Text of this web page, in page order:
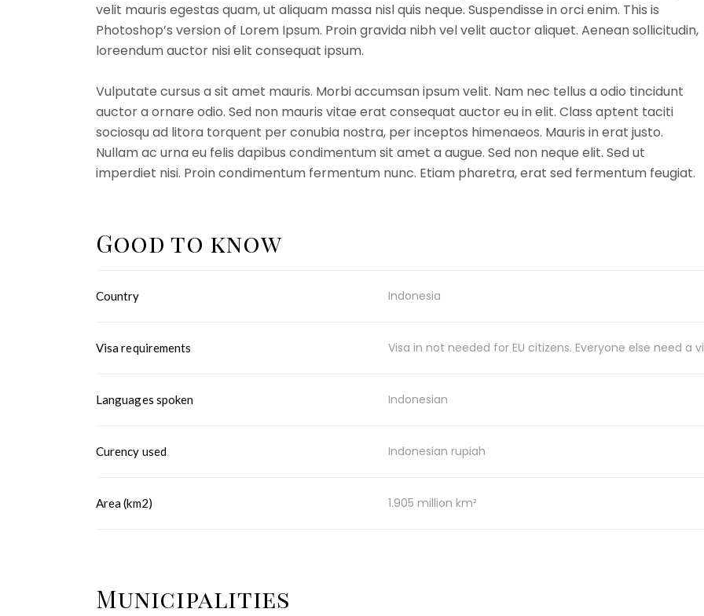
velit mauris egestas quam, ut aliquam massa nisl quis neque. Suspendisse in orci enim. This is
Photoshop’s version of Lorem Ipsum. Proin gravida nibh vel velit auctor aliquet. Aenean sollicitudin,
loreendum auctor nisi elit consequat ipsum.
Vulputate cursus a sit amet mauris. Morbi accumsan ipsum velit. Nam nec tellus a odio tincidunt
auctor a ornare odio. Sed non mauris vitae erat consequat auctor eu in elit. Class aptent taciti
sociosqu ad litora torquent per conubia nostra, per inceptos himenaeos. Mauris in erat justo.
Nullam ac urna eu felis dapibus condimentum sit amet a augue. Sed non neque elit. Sed ut
imperdiet nisi. Proin condimentum fermentum nunc. Etiam pharetra, erat sed fermentum feugiat.
Good to know
Country Indonesia
Visa requirements Visa in not needed for EU citizens. Everyone else need a
Languages spoken Indonesian
Curency used Indonesian rupiah
Area (km2) 1.905 million km²
Municipalities